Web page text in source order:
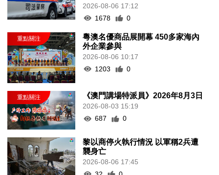
2026-08-06 17:12
1678
0
粵澳名優商品展開幕 450多家海內
外企業參與
2026-08-06 10:17
1203
0
《澳門講場特派員》2026年8月3日
2026-08-03 15:19
687
0
黎以商停火執行情況 以軍稱2兵遭
襲身亡
2026-08-06 17:45